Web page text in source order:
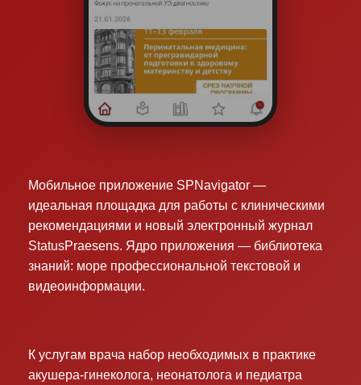
Мобильное приложение SPNavigator —
идеальная площадка для работы с клиническими
рекомендациями и новый электронный журнал
StatusPraesens. Ядро приложения — библиотека
знаний: море профессиональной текстовой и
видеоинформации.
К услугам врача набор необходимых в практике
акушера-гинеколога, неонатолога и педиатра